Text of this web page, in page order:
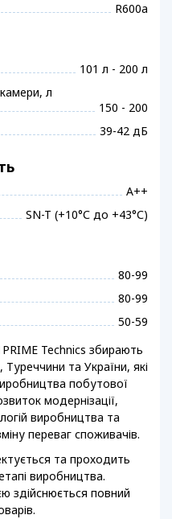
R600a
101 л - 200 л
л
150 - 200
39-42 дБ
A++
SN-T (+10°С до +43°С)
80-99
80-99
50-59
Technics збирають
та України, які
побутової
модернізації,
виробництва та
переваг споживачів.
та проходить
виробництва.
здійснюється повний